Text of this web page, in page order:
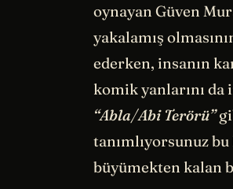
oynayan Güven
yakalamış
ederken, insanın
komik yanlarını da
“Abla/Abi Terörü”
tanımlıyorsunuz
büyümekten kalan